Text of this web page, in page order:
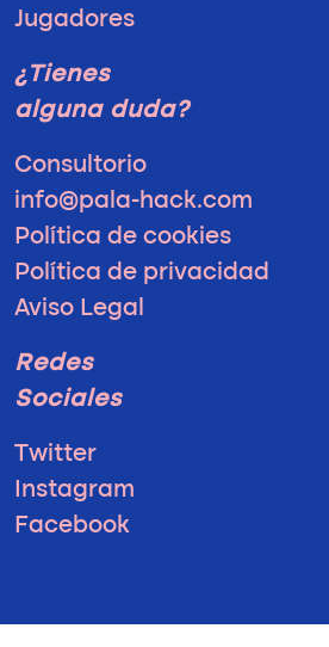
Jugadores
¿Tienes
alguna duda?
Consultorio
info@pala-hack.com
Política de cookies
Política de privacidad
Aviso Legal
Redes
Sociales
Twitter
Instagram
Facebook